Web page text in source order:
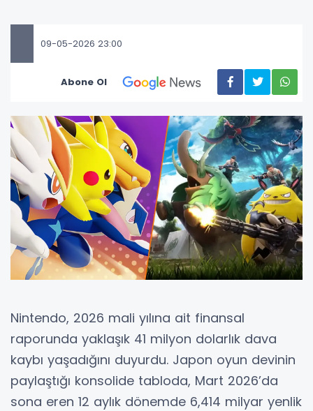
09-05-2026 23:00
Abone Ol
Nintendo, 2026 mali yılına ait finansal
raporunda yaklaşık 41 milyon dolarlık dava
kaybı yaşadığını duyurdu. Japon oyun devinin
paylaştığı konsolide tabloda, Mart 2026’da
sona eren 12 aylık dönemde 6,414 milyar yenlik